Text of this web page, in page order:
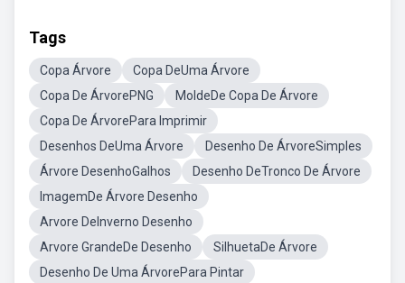
Tags
Copa Árvore
Copa DeUma Árvore
Copa De ÁrvorePNG
MoldeDe Copa De Árvore
Copa De ÁrvorePara Imprimir
Desenhos DeUma Árvore
Desenho De ÁrvoreSimples
Árvore DesenhoGalhos
Desenho DeTronco De Árvore
ImagemDe Árvore Desenho
Arvore DeInverno Desenho
Arvore GrandeDe Desenho
SilhuetaDe Árvore
Desenho De Uma ÁrvorePara Pintar